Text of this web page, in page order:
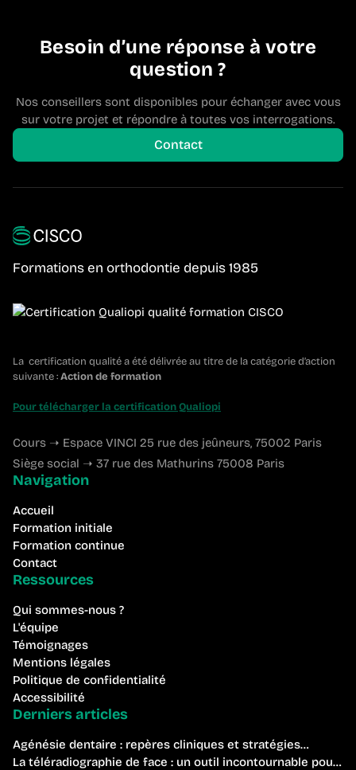
Besoin d’une réponse à votre
question ?
Nos conseillers sont disponibles pour échanger avec vous
sur votre projet et répondre à toutes vos interrogations.
Contact
Formations en orthodontie depuis 1985
La certification qualité a été délivrée au titre de la catégorie d’action
suivante :Action de formation
Pour télécharger la certification Qualiopi
Cours ➝ Espace VINCI 25 rue des jeûneurs, 75002 Paris
Siège social ➝ 37 rue des Mathurins 75008 Paris
Navigation
Accueil
Formation initiale
Formation continue
Contact
Ressources
Qui sommes-nous ?
L'équipe
Témoignages
Mentions légales
Politique de confidentialité
Accessibilité
Derniers articles
Agénésie dentaire : repères cliniques et stratégies
thérapeutiques pour le praticien
La téléradiographie de face : un outil incontournable pour